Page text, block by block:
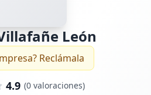
León
Reclámala
4.9 (0valoraciones)